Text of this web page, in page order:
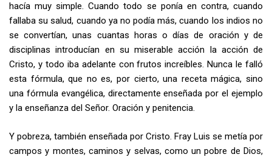
hacía muy simple. Cuando todo se ponía en contra, cuando
fallaba su salud, cuando ya no podía más, cuando los indios no
se convertían, unas cuantas horas o días de oración y de
disciplinas introducían en su miserable acción la acción de
Cristo, y todo iba adelante con frutos increíbles. Nunca le falló
esta fórmula, que no es, por cierto, una receta mágica, sino
una fórmula evangélica, directamente enseñada por el ejemplo
y la enseñanza del Señor. Oración y penitencia.
Y pobreza, también enseñada por Cristo. Fray Luis se metía por
campos y montes, caminos y selvas, como un pobre de Dios,